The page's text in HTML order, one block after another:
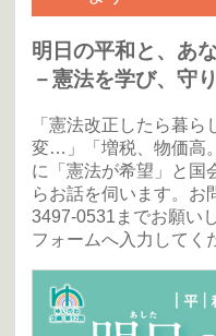
明日の平和と、あ
－憲法を学び、守
「憲法改正したら暮
変…」「増税、物価高
に「憲法が希望」と国
らお話を伺います。お
3497-0531までお願い
フォームへ入力してく